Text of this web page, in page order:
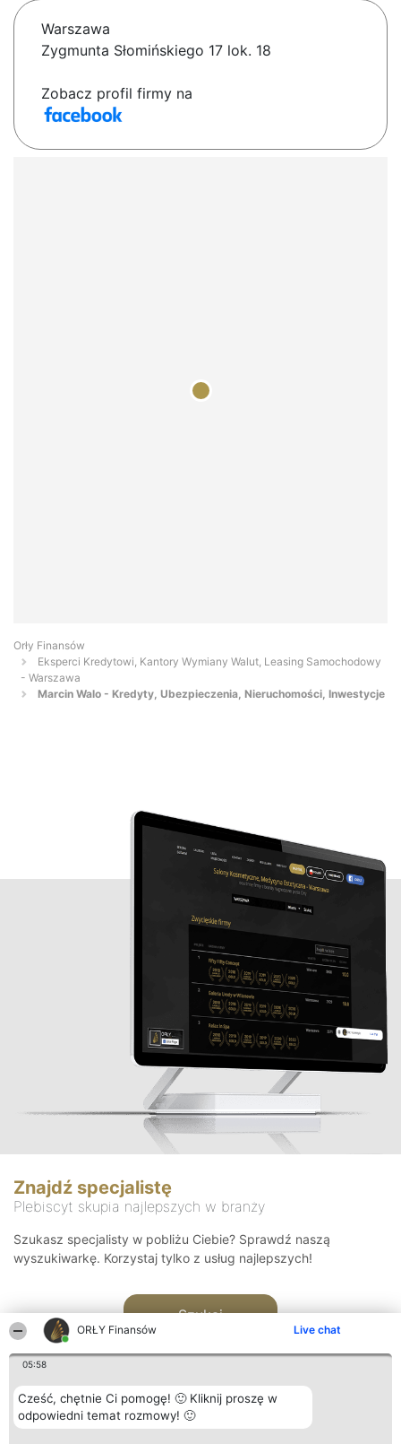
ORŁY Finansów Live chat
05:58
Cześć, chętnie Ci pomogę! 🙂 Kliknij proszę w
odpowiedni temat rozmowy! 🙂
Warszawa
Zygmunta Słomińskiego 17 lok. 18
Zobacz profil firmy na
Orły Finansów
Eksperci Kredytowi, Kantory Wymiany Walut, Leasing Samochodowy
- Warszawa
Marcin Walo - Kredyty, Ubezpieczenia, Nieruchomości, Inwestycje
Znajdź specjalistę
Plebiscyt skupia najlepszych w branży
Szukasz specjalisty w pobliżu Ciebie? Sprawdź naszą
wyszukiwarkę. Korzystaj tylko z usług najlepszych!
Szukaj